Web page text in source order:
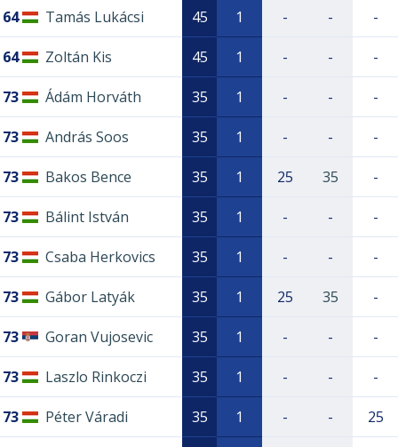
64 Tamás Lukácsi 45 1 - - -
64 Zoltán Kis 45 1 - - -
73 Ádám Horváth 35 1 - - -
73 András Soos 35 1 - - -
73 Bakos Bence 35 1 25 35 -
73 Bálint István 35 1 - - -
73 Csaba Herkovics 35 1 - - -
73 Gábor Latyák 35 1 25 35 -
73 Goran Vujosevic 35 1 - - -
73 Laszlo Rinkoczi 35 1 - - -
73 Péter Váradi 35 1 - - 25